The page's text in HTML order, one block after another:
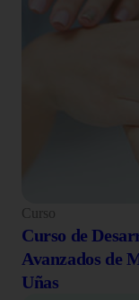
Curso
Curso de
Avanzados de
Uñas